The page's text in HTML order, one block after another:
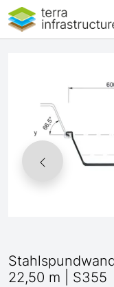
22,50 m | S355